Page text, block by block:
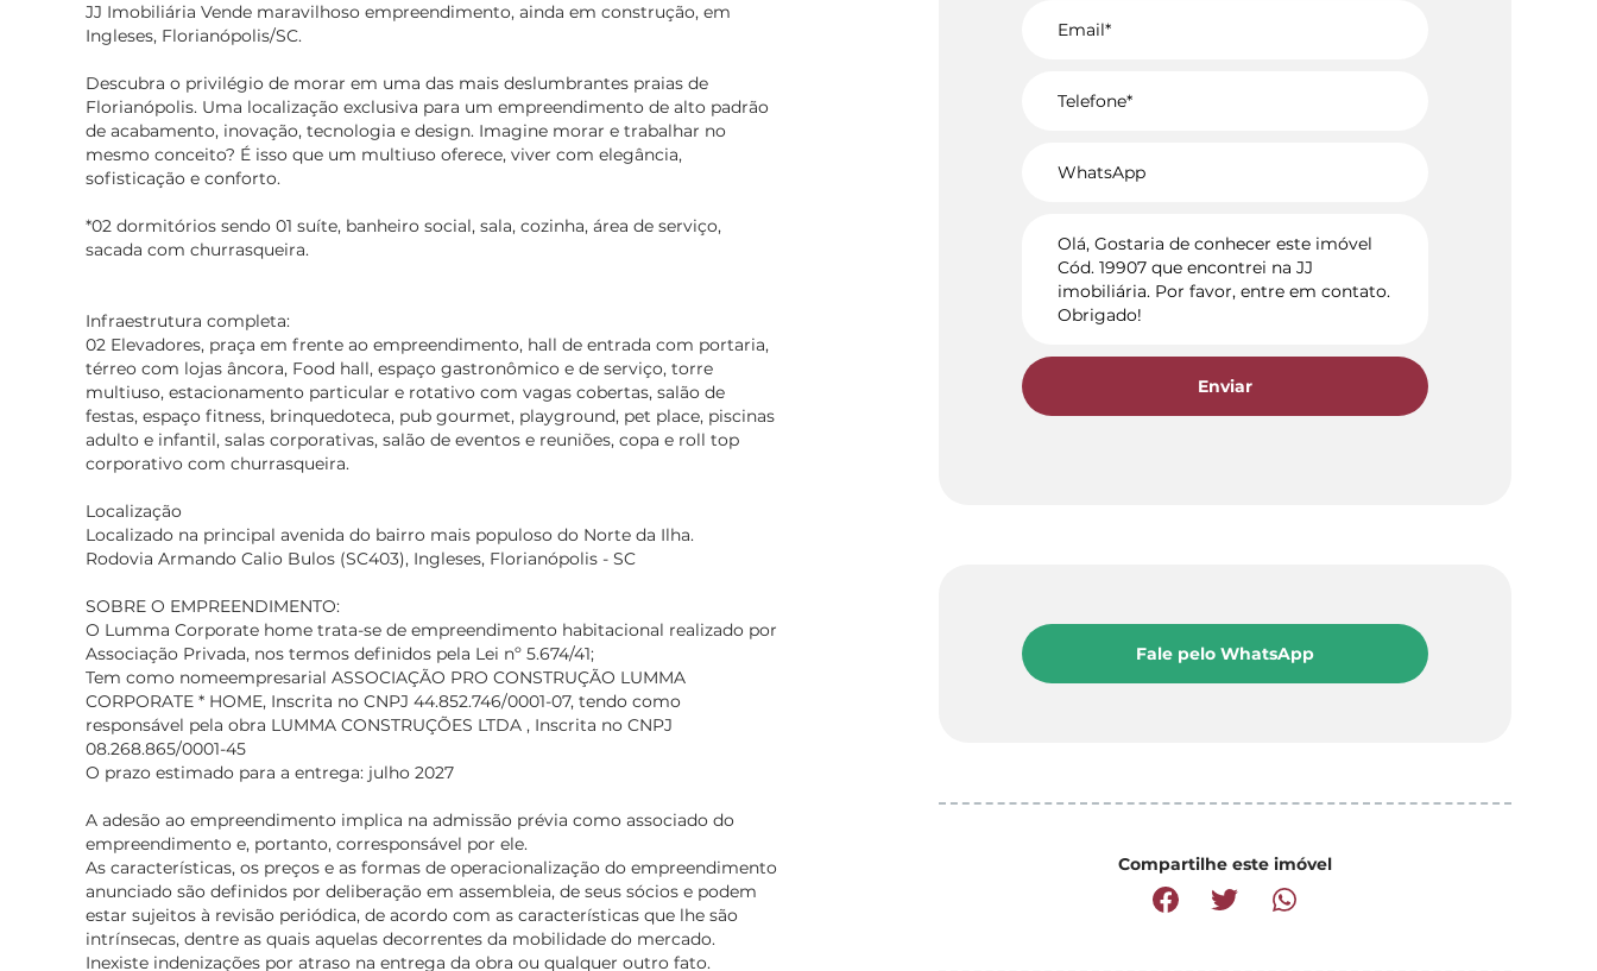
JJ Imobiliária Vende maravilhoso empreendimento, ainda em construção, em
Ingleses, Florianópolis/SC.
Descubra o privilégio de morar em uma das mais deslumbrantes praias de
Florianópolis. Uma localização exclusiva para um empreendimento de alto padrão
de acabamento, inovação, tecnologia e design. Imagine morar e trabalhar no
mesmo conceito? É isso que um multiuso oferece, viver com elegância,
sofisticação e conforto.
*02 dormitórios sendo 01 suíte, banheiro social, sala, cozinha, área de serviço,
sacada com churrasqueira.
Infraestrutura completa:
02 Elevadores, praça em frente ao empreendimento, hall de entrada com portaria,
térreo com lojas âncora, Food hall, espaço gastronômico e de serviço, torre
multiuso, estacionamento particular e rotativo com vagas cobertas, salão de
festas, espaço fitness, brinquedoteca, pub gourmet, playground, pet place, piscinas
adulto e infantil, salas corporativas, salão de eventos e reuniões, copa e roll top
corporativo com churrasqueira.
Localização
Localizado na principal avenida do bairro mais populoso do Norte da Ilha.
Rodovia Armando Calio Bulos (SC403), Ingleses, Florianópolis - SC
SOBRE O EMPREENDIMENTO:
O Lumma Corporate home trata-se de empreendimento habitacional realizado por
Associação Privada, nos termos definidos pela Lei nº 5.674/41;
Tem como nomeempresarial ASSOCIAÇÃO PRO CONSTRUÇÃO LUMMA
CORPORATE * HOME, Inscrita no CNPJ 44.852.746/0001-07, tendo como
responsável pela obra LUMMA CONSTRUÇÕES LTDA , Inscrita no CNPJ
08.268.865/0001-45
O prazo estimado para a entrega: julho 2027
A adesão ao empreendimento implica na admissão prévia como associado do
empreendimento e, portanto, corresponsável por ele.
As características, os preços e as formas de operacionalização do empreendimento
anunciado são definidos por deliberação em assembleia, de seus sócios e podem
estar sujeitos à revisão periódica, de acordo com as características que lhe são
intrínsecas, dentre as quais aquelas decorrentes da mobilidade do mercado.
Inexiste indenizações por atraso na entrega da obra ou qualquer outro fato.
Enviar
Fale pelo WhatsApp
Compartilhe este imóvel